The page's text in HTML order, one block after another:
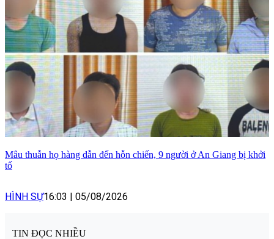
Mâu thuẫn họ hàng dẫn đến hỗn chiến, 9 người ở An Giang bị khởi
tố
HÌNH SỰ16:03 | 05/08/2026
TIN ĐỌC NHIỀU